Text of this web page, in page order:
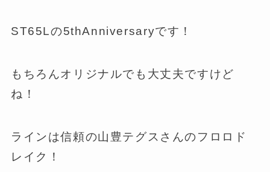
ST65Lの5thAnniversaryです！
もちろんオリジナルでも大丈夫ですけど
ね！
ラインは信頼の山豊テグスさんのフロロド
レイク！